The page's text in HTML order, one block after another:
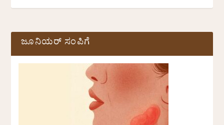
ಜೂನಿಯರ್ ಸಂಪಿಗೆ